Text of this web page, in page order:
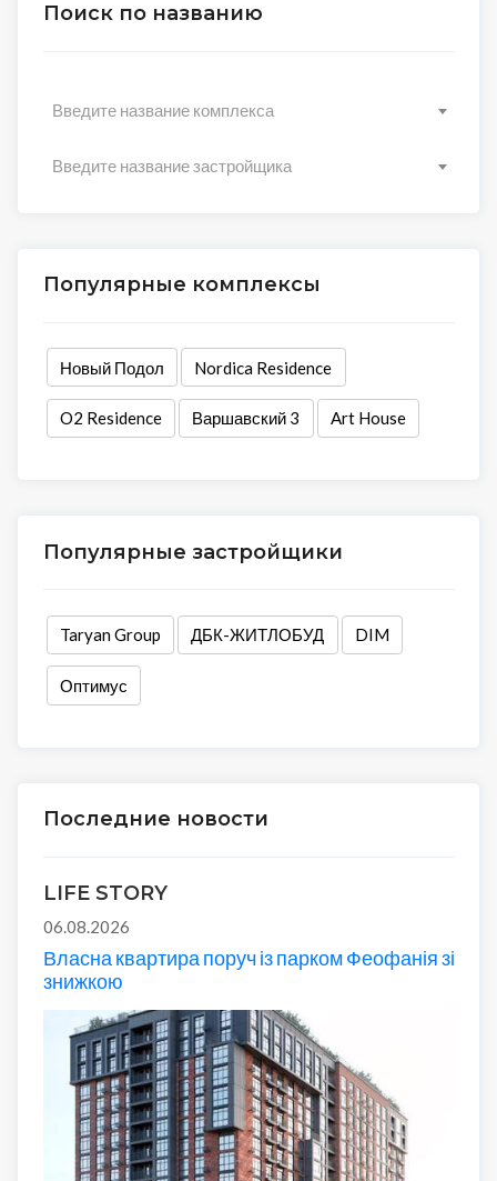
Поиск по названию
Введите название комплекса
Введите название застройщика
Популярные комплексы
Новый Подол Nordica Residence
O2 Residence Варшавский 3 Art House
Популярные застройщики
Taryan Group ДБК-ЖИТЛОБУД DIM
Оптимус
Последние новости
LIFE STORY
06.08.2026
Власна квартира поруч із парком Феофанія зі
знижкою